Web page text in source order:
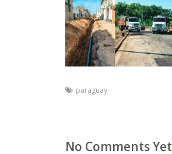
paraguay
No Comments Yet